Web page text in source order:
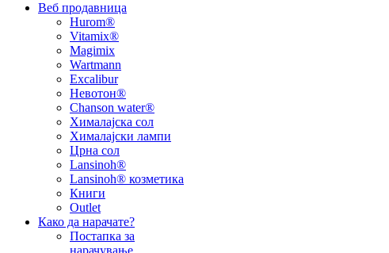
Веб продавница
Hurom®
Vitamix®
Magimix
Wartmann
Excalibur
Невотон®
Chanson water®
Хималајска сол
Хималајски лампи
Црна сол
Lansinoh®
Lansinoh® козметика
Книги
Outlet
Како да нарачате?
Постапка за
нарачување